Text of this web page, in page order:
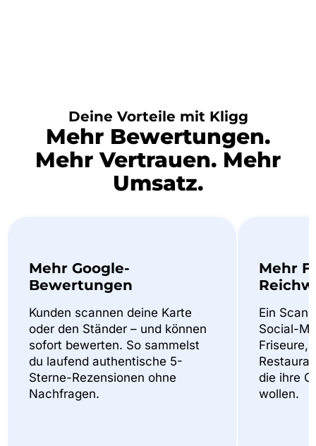
Deine Vorteile mit Kligg
Mehr Bewertungen.
Mehr Vertrauen. Mehr
Umsatz.
Mehr Google-
Bewertungen
Kunden scannen deine Karte
oder den Ständer – und können
sofort bewerten. So sammelst
du laufend authentische 5-
Sterne-Rezensionen ohne
Nachfragen.
Mehr
Ein Scan
Social-
Friseure,
die ihre
wollen.